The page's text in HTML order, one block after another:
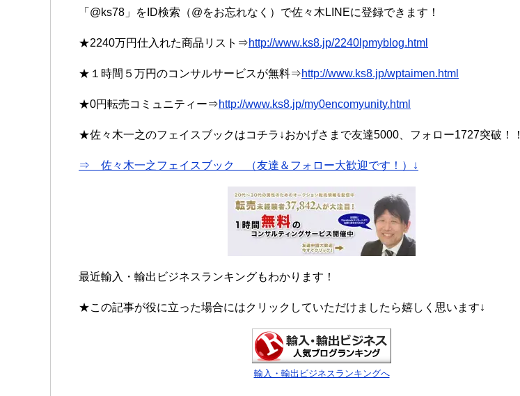
「@ks78」をID検索（@をお忘れなく）で佐々木LINEに登録できます！
★2240万円仕入れた商品リスト⇒http://www.ks8.jp/2240lpmyblog.html
★１時間５万円のコンサルサービスが無料⇒http://www.ks8.jp/wptaimen.html
★0円転売コミュニティー⇒http://www.ks8.jp/my0encomyunity.html
★佐々木一之のフェイスブックはコチラ↓おかげさまで友達5000、フォロー1727突破！！
⇒ 佐々木一之フェイスブック （友達＆フォロー大歓迎です！）↓
最近輸入・輸出ビジネスランキングもわかります！
★この記事が役に立った場合にはクリックしていただけましたら嬉しく思います↓
輸入・輸出ビジネスランキングへ